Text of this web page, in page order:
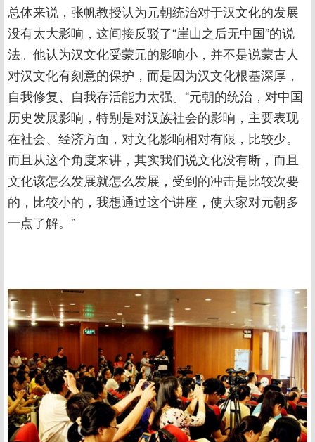
总体来说，张帆教授认为元朝统治对于汉文化的发展
没有太大影响，这间接反驳了“崖山之后无中国”的说
法。他认为汉文化受蒙元的影响小，并不是说蒙古人
对汉文化有刻意的保护，而是因为汉文化根基深厚，
自我修复、自我存活能力太强。“元朝的统治，对中国
历史发展影响，特别是对汉族社会的影响，主要表现
在社会、经济方面，对文化影响相对有限，比较少。
而且从这个角度来讲，其实我们说文化没有断，而且
文化该怎么发展就怎么发展，受到的冲击是比较次要
的，比较小的，我想通过这个讲座，使大家对元朝多
一点了解。”